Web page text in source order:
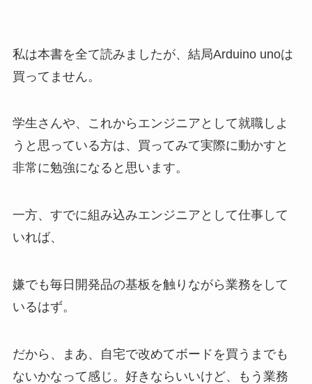
私は本書を全て読みましたが、結局Arduino unoは
買ってません。
学生さんや、これからエンジニアとして就職しよ
うと思っている方は、買ってみて実際に動かすと
非常に勉強になると思います。
一方、すでに組み込みエンジニアとして仕事して
いれば、
嫌でも毎日開発品の基板を触りながら業務をして
いるはず。
だから、まあ、自宅で改めてボードを買うまでも
ないかなって感じ。好きならいいけど、もう業務